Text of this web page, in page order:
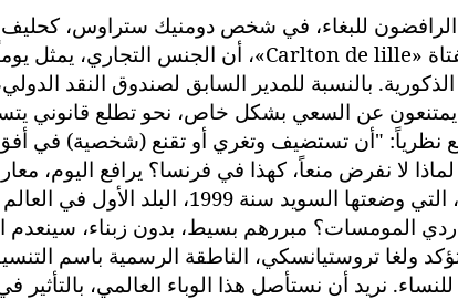
الرافضون للبغاء، في شخص دومنيك ستراوس،
«Carlton de lille»، أن الجنس التجاري، يمثل
بالنسبة للمدير السابق لصندوق النقد
لا يمتنعون عن السعي بشكل خاص، نحو تطلع قانوني
نظرياً: "أن تستضيف وتغري أو تقنع (شخصية) في
لا نفرض منعاً، كهذا في فرنسا؟ يرافع اليوم،
نستلهم المنظومة الزاجرة، التي وضعتها السويد
المومسات؟ مبررهم بسيط، بدون زبناء، سينعدم
ولغا تروستيانسكي، الناطقة الرسمية باسم
نريد أن نستأصل هذا الوباء العالمي، بالتأثير